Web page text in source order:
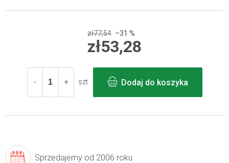
zł77,54 –31 %
zł53,28
jednostkowa:
szt
Dodaj do koszyka
Sprzedajemy od 2006 roku